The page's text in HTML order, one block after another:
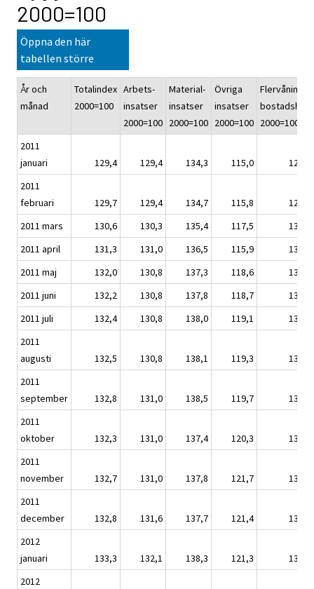
2000=100
Öppna den här
tabellen större
År och
månad
Totalindex
2000=100
Arbets-
insatser
2000=100
Material-
insatser
2000=100
Övriga
insatser
2000=100
Flervånings-
bostadshus
2000=100
2011
januari
129,4 129,4 134,3 115,0
129,1
2011
februari
129,7 129,4 134,7 115,8
129,6
2011 mars
130,6 130,3 135,4 117,5
130,3
2011 april
131,3 131,0 136,5 115,9
131,1
2011 maj
132,0 130,8 137,3 118,6
131,8
2011 juni
132,2 130,8 137,8 118,7
132,0
2011 juli
132,4 130,8 138,0 119,1
132,1
2011
augusti
132,5 130,8 138,1 119,3
132,2
2011
september
132,8 131,0 138,5 119,7
132,4
2011
oktober
132,3 131,0 137,4 120,3
131,9
2011
november
132,7 131,0 137,8 121,7
132,3
2011
december
132,8 131,6 137,7 121,4
132,4
2012
januari
133,3 132,1 138,3 121,3
132,7
2012